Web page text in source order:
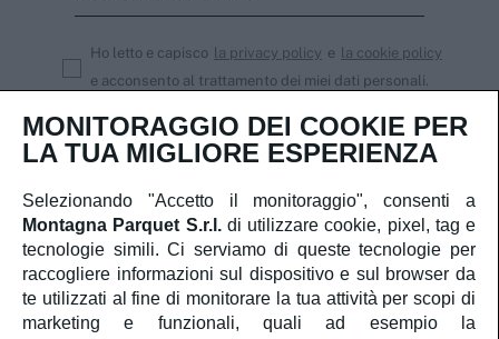
Ho letto e capisco la privacy policy e
la cookie policy
e acconsento al trattamento dei miei dati personali.
Iscriviti
Servizio Clienti
Account
MONITORAGGIO DEI COOKIE PER
LA TUA MIGLIORE ESPERIENZA
Selezionando "Accetto il monitoraggio", consenti a
Montagna Parquet S.r.l. di utilizzare cookie, pixel, tag e
tecnologie simili. Ci serviamo di queste tecnologie per
raccogliere informazioni sul dispositivo e sul browser da
te utilizzati al fine di monitorare la tua attività per scopi di
marketing e funzionali, quali ad esempio la